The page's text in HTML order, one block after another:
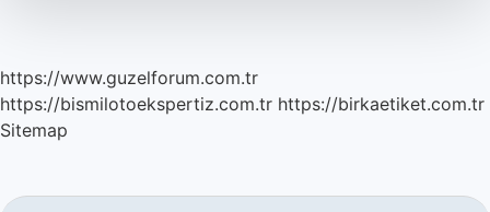
https://www.guzelforum.com.tr
https://bismilotoekspertiz.com.tr https://birkaetiket.com.tr
Sitemap